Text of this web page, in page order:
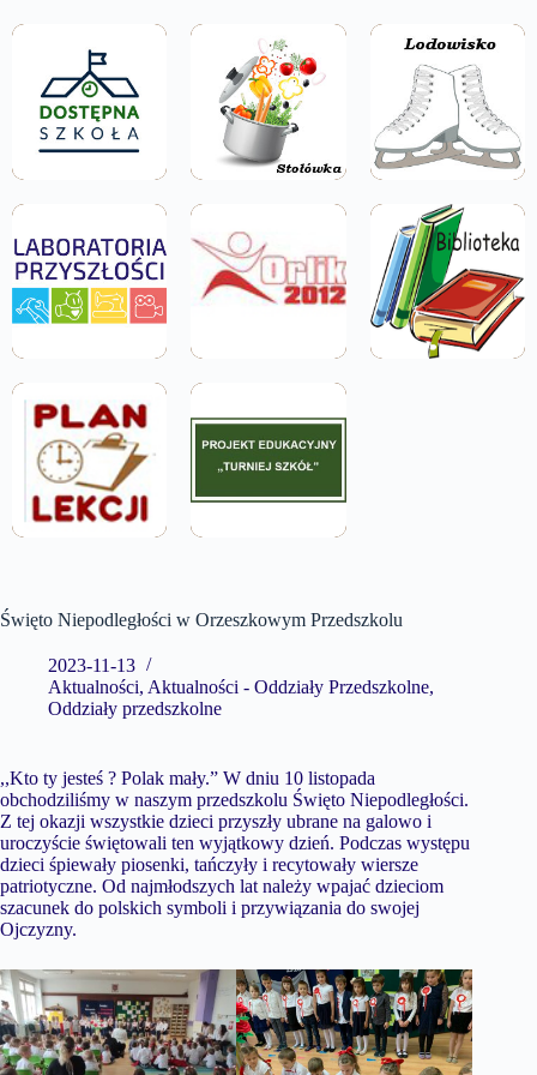
Święto Niepodległości w Orzeszkowym Przedszkolu
2023-11-13
Aktualności, Aktualności - Oddziały Przedszkolne,
Oddziały przedszkolne
,,Kto ty jesteś ? Polak mały.” W dniu 10 listopada
obchodziliśmy w naszym przedszkolu Święto Niepodległości.
Z tej okazji wszystkie dzieci przyszły ubrane na galowo i
uroczyście świętowali ten wyjątkowy dzień. Podczas występu
dzieci śpiewały piosenki, tańczyły i recytowały wiersze
patriotyczne. Od najmłodszych lat należy wpajać dzieciom
szacunek do polskich symboli i przywiązania do swojej
Ojczyzny.